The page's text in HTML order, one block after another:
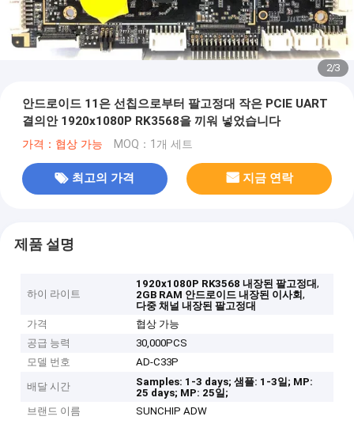
2/3
안드로이드 11은 선칩으로부터 팔고정대 작은 PCIE UART
결의안 1920x1080P RK3568을 끼워 넣었습니다
가격：협상 가능 MOQ：1개 세트
최고의 가격 지금 연락
제품 설명
하이 라이트
1920x1080P RK3568 내장된 팔고정대,
2GB RAM 안드로이드 내장된 이사회,
다중 채널 내장된 팔고정대
가격
협상 가능
공급 능력
30,000PCS
모델 번호
AD-C33P
배달 시간 Samples: 1-3 days; 샘플: 1-3일; MP:
25 days; MP: 25일;
브랜드 이름
SUNCHIP ADW